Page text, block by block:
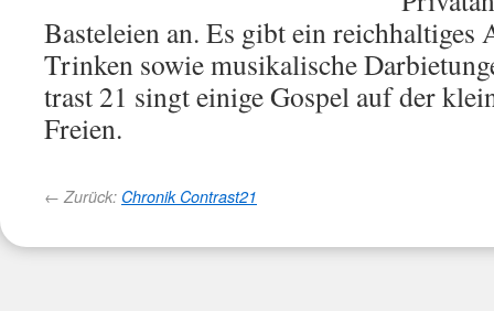
Bas­te­lei­en an. Es gibt ein reich­hal­ti­ges
Trin­ken so­wie mu­si­ka­li­sche
trast 21 singt ei­ni­ge Gos­pel auf der
Freien.
← Zurück: Chronik Contrast21